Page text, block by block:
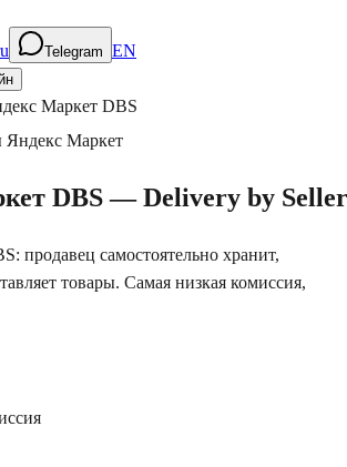
Telegram EN
Маркет DBS
Яндекс Маркет
DBS — Delivery by Seller
продавец самостоятельно хранит,
товары. Самая низкая комиссия,